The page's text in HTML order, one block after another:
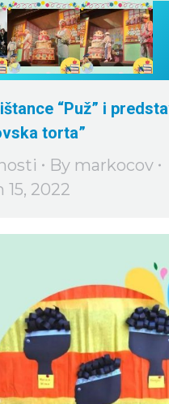
“Puž” i
torta”
By markocov
15, 2022